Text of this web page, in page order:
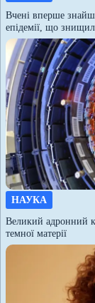
Вчені вперше
епідемії, що
НАУКА
Великий адронний
темної матерії